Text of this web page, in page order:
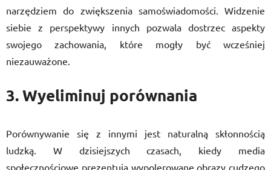
narzędziem do zwiększenia samoświadomości. Widzenie
siebie z perspektywy innych pozwala dostrzec aspekty
swojego zachowania, które mogły być wcześniej
niezauważone.
3. Wyeliminuj porównania
Porównywanie się z innymi jest naturalną skłonnością
ludzką. W dzisiejszych czasach, kiedy media
społecznościowe prezentują wypolerowane obrazy cudzego